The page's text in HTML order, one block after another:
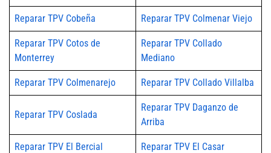
Reparar TPV Cobeña Reparar TPV Colmenar Viejo
Reparar TPV Cotos de
Monterrey
Reparar TPV Collado
Mediano
Reparar TPV Colmenarejo Reparar TPV Collado Villalba
Reparar TPV Coslada
Reparar TPV Daganzo de
Arriba
Reparar TPV El Bercial Reparar TPV El Casar